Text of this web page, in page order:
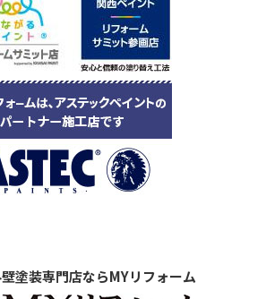
塗装専門店ならMYリフォーム